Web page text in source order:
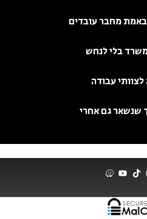
מחבר עובדים
בלי לנחש
עבודה
שנשאר גם אחרי